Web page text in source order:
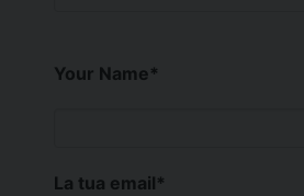
Your Name*
La tua email*